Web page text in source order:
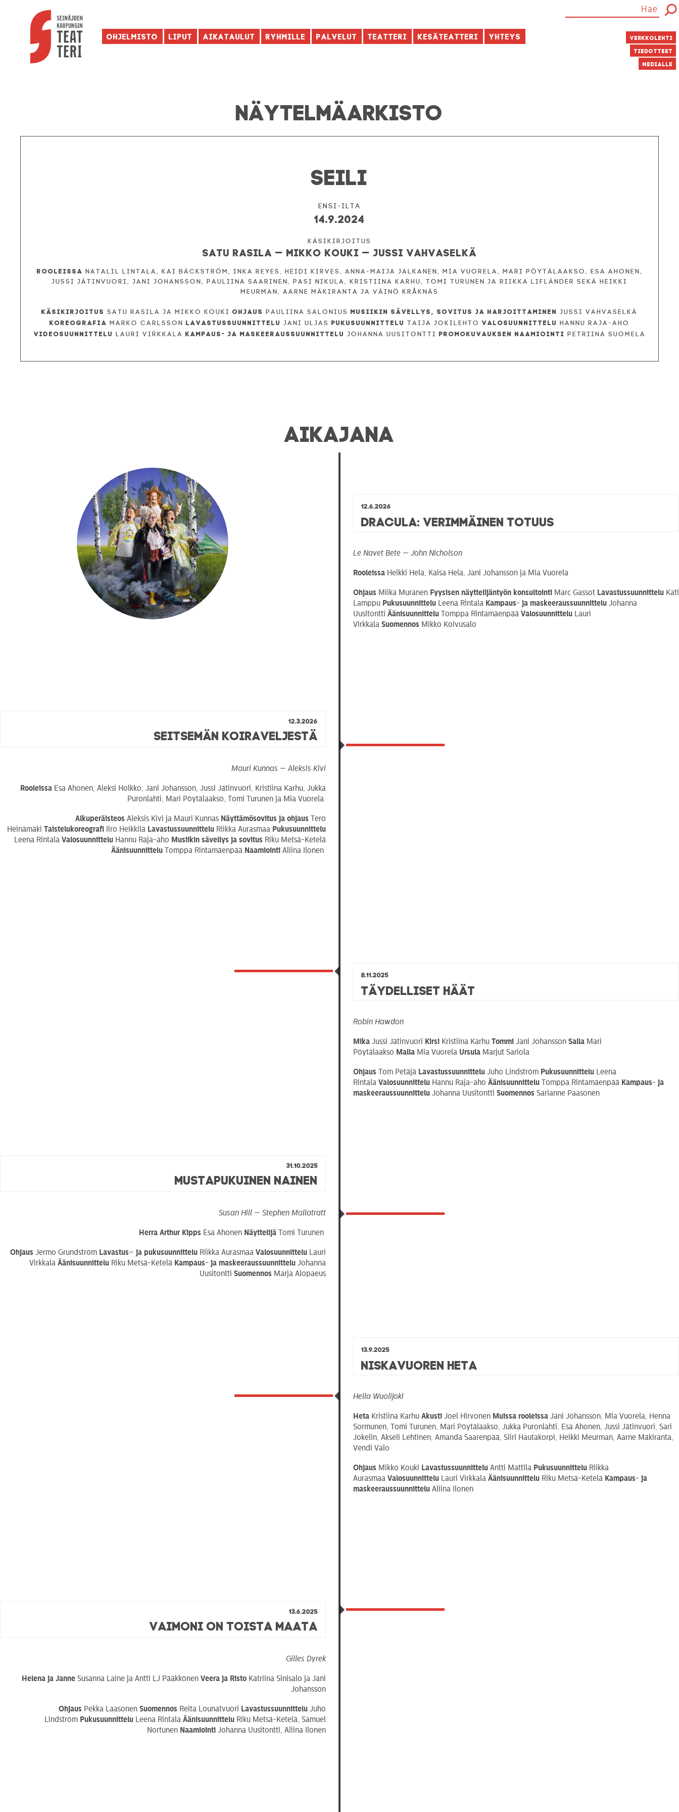
Ohjelmisto Liput Aikataulut Ryhmille Palvelut Teatteri Kesäteatteri Yhteys Verkkolehti
Tiedotteet
Medialle
NÄYTELMÄ­ARKISTO
SEILI
Ensi-ilta
14.9.2024
Satu Rasila — Mikko Kouki — Jussi Vahvaselkä
Rooleissa Natalil Lintala, Kai Bäckström, Inka Reyes, Heidi Kirves, Anna-Maija Jalkanen, Mia Vuorela, Mari Pöytälaakso, Esa Ahonen,
Jussi Jätinvuori, Jani Johansson, Pauliina Saarinen, Pasi Nikula, Kristiina Karhu, Tomi Turunen ja Riikka Lifländer sekä Heikki
Meurman, Aarne Mäkiranta ja Väinö Kråknäs
Käsikirjoitus Satu Rasila ja Mikko Kouki Ohjaus Pauliina Salonius Musiikin sävellys, sovitus ja harjoittaminen Jussi Vahvaselkä
Koreografia Marko Carlsson Lavastussuunnittelu Jani Uljas Pukusuunnittelu Taija Jokilehto Valosuunnittelu Hannu Raja-aho
Videosuunnittelu Lauri Virkkala Kampaus- ja maskeeraussuunnittelu Johanna Uusitontti Promokuvauksen naamiointi Petriina Suomela
AIKAJANA
12.6.2026
Dracula: Verimmäinen totuus
Le Navet Bete — John Nicholson
RooleissaHeikki Hela, Kaisa Hela, Jani Johansson ja Mia Vuorela
OhjausMiika Muranen Fyysisen näyttelijäntyön konsultointiMarc Gassot LavastussuunnitteluKati
Lamppu PukusuunnitteluLeena Rintala Kampaus- ja maskeeraussuunnitteluJohanna
Uusitontti ÄänisuunnitteluTomppa Rintamäenpää ValosuunnitteluLauri
Virkkala SuomennosMikko Koivusalo
12.3.2026
Seitsemän koiraveljestä
Mauri Kunnas — Aleksis Kivi
Rooleissa Esa Ahonen, Aleksi Holkko, Jani Johansson, Jussi Jätinvuori, Kristiina Karhu, Jukka
Puronlahti, Mari Pöytälaakso, Tomi Turunen ja Mia Vuorela
Alkuperäisteos Aleksis Kivi ja Mauri Kunnas Näyttämösovitus ja ohjaus Tero
HeinämäkiTaistelukoreografi Iiro Heikkilä Lavastussuunnittelu Riikka Aurasmaa Pukusuunnittelu
Leena RintalaValosuunnittelu Hannu Raja-aho Musiikin sävellys ja sovitus Riku Metsä-Ketelä
ÄänisuunnitteluTomppa Rintamäenpää NaamiointiAliina Ilonen
8.11.2025
Täydelliset häät
Robin Hawdon
MikaJussi Jätinvuori KirsiKristiina Karhu TommiJani Johansson SallaMari
Pöytälaakso MallaMia Vuorela UrsulaMarjut Sariola
OhjausTom Petäjä LavastussuunnitteluJuho Lindström PukusuunnitteluLeena
Rintala ValosuunnitteluHannu Raja-aho ÄänisuunnitteluTomppa Rintamäenpää Kampaus- ja
maskeeraussuunnitteluJohanna Uusitontti SuomennosSarianne Paasonen
31.10.2025
Mustapukuinen Nainen
Susan Hill — Stephen Mallatratt
Herra Arthur Kipps Esa Ahonen Näyttelijä Tomi Turunen
Ohjaus Jermo Grundström Lavastus–ja pukusuunnittelu Riikka AurasmaaValosuunnittelu Lauri
VirkkalaÄänisuunnittelu Riku Metsä-Ketelä Kampaus- ja maskeeraussuunnittelu Johanna
UusitonttiSuomennos Marja Alopaeus
13.9.2025
Niskavuoren Heta
Hella Wuolijoki
HetaKristiina Karhu AkustiJoel Hirvonen Muissa rooleissaJani Johansson, Mia Vuorela, Henna
Sormunen, Tomi Turunen, Mari Pöytälaakso, Jukka Puronlahti, Esa Ahonen, Jussi Jätinvuori, Sari
Jokelin, Akseli Lehtinen, Amanda Saarenpää, Siiri Hautakorpi, Heikki Meurman, Aarne Mäkiranta,
Vendi Valo
OhjausMikko Kouki LavastussuunnitteluAntti Mattila PukusuunnitteluRiikka
Aurasmaa ValosuunnitteluLauri Virkkala ÄänisuunnitteluRiku Metsä-Ketelä Kampaus- ja
maskeeraussuunnitteluAliina Ilonen
13.6.2025
Vaimoni on toista maata
Gilles Dyrek
Helena ja Janne Susanna Laine ja Antti LJ PääkkönenVeera ja Risto Katriina Sinisalo ja Jani
Johansson
Ohjaus Pekka LaasonenSuomennos Reita Lounatvuori Lavastussuunnittelu Juho
Lindström Pukusuunnittelu Leena RintalaÄänisuunnittelu Riku Metsä-Ketelä, Samuel
Nortunen Naamiointi Johanna Uusitontti, Aliina Ilonen